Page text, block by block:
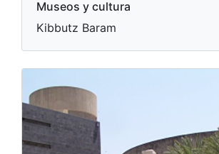
Museos y cultura
Kibbutz Baram